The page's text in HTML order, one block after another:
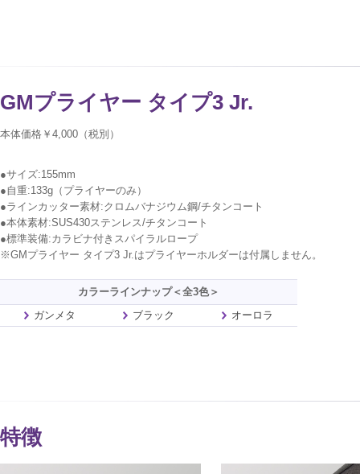
GMプライヤー タイプ3 Jr.
本体価格￥4,000（税別）
●サイズ:155mm
●自重:133g（プライヤーのみ）
●ラインカッター素材:クロムバナジウム鋼/チタンコート
●本体素材:SUS430ステンレス/チタンコート
●標準装備:カラビナ付きスパイラルロープ
※GMプライヤー タイプ3 Jr.はプライヤーホルダーは付属しません。
カラーラインナップ＜全3色＞
ガンメタ
ブラック オーロラ
特徴